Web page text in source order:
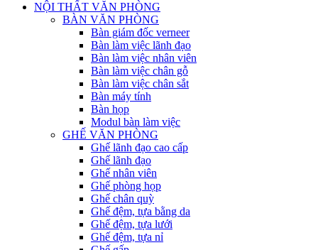
NỘI THẤT VĂN PHÒNG
BÀN VĂN PHÒNG
Bàn giám đốc verneer
Bàn làm việc lãnh đạo
Bàn làm việc nhân viên
Bàn làm việc chân gỗ
Bàn làm việc chân sắt
Bàn máy tính
Bàn họp
Modul bàn làm việc
GHẾ VĂN PHÒNG
Ghế lãnh đạo cao cấp
Ghế lãnh đạo
Ghế nhân viên
Ghế phòng họp
Ghế chân quỳ
Ghế đệm, tựa bằng da
Ghế đệm, tựa lưới
Ghế đệm, tựa nỉ